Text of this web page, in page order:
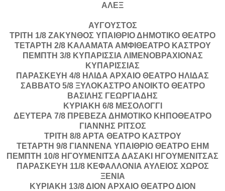
ΑΛΕΞ
ΑΥΓΟΥΣΤΟΣ
ΤΡΙΤΗ 1/8 ΖΑΚΥΝΘΟΣ ΥΠΑΙΘΡΙΟ ΔΗΜΟΤΙΚΟ ΘΕΑΤΡΟ
ΤΕΤΑΡΤΗ 2/8 ΚΑΛΑΜΑΤΑ ΑΜΦΙΘΕΑΤΡΟ ΚΑΣΤΡΟΥ
ΠΕΜΠΤΗ 3/8 ΚΥΠΑΡΙΣΣΙΑ ΛΙΜΕΝΟΒΡΑΧΙΟΝΑΣ
ΚΥΠΑΡΙΣΣΙΑΣ
ΠΑΡΑΣΚΕΥΗ 4/8 ΗΛΙΔΑ ΑΡΧΑΙΟ ΘΕΑΤΡΟ ΗΛΙΔΑΣ
ΣΑΒΒΑΤΟ 5/8 ΞΥΛΟΚΑΣΤΡΟ ΑΝΟΙΚΤΟ ΘΕΑΤΡΟ
ΒΑΣΙΛΗΣ ΓΕΩΡΓΙΑΔΗΣ
ΚΥΡΙΑΚΗ 6/8 ΜΕΣΟΛΟΓΓΙ
ΔΕΥΤΕΡΑ 7/8 ΠΡΕΒΕΖΑ ΔΗΜΟΤΙΚΟ ΚΗΠΟΘΕΑΤΡΟ
ΓΙΑΝΝΗΣ ΡΙΤΣΟΣ
ΤΡΙΤΗ 8/8 ΑΡΤΑ ΘΕΑΤΡΟ ΚΑΣΤΡΟΥ
ΤΕΤΑΡΤΗ 9/8 ΓΙΑΝΝΕΝΑ ΥΠΑΙΘΡΙΟ ΘΕΑΤΡΟ ΕΗΜ
ΠΕΜΠΤΗ 10/8 ΗΓΟΥΜΕΝΙΤΣΑ ΔΑΣΑΚΙ ΗΓΟΥΜΕΝΙΤΣΑΣ
ΠΑΡΑΣΚΕΥΗ 11/8 ΚΕΦΑΛΛΟΝΙΑ ΑΥΛΕΙΟΣ ΧΩΡΟΣ
ΞΕΝΙΑ
ΚΥΡΙΑΚΗ 13/8 ΔΙΟΝ ΑΡΧΑΙΟ ΘΕΑΤΡΟ ΔΙΟΝ